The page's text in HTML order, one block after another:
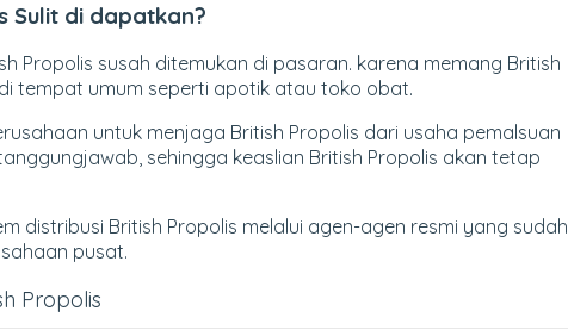
Sulit di dapatkan?
Propolis susah ditemukan di pasaran. karena memang British
tempat umum seperti apotik atau toko obat.
untuk menjaga British Propolis dari usaha pemalsuan
sehingga keaslian British Propolis akan tetap
distribusi British Propolis melalui agen-agen resmi yang sudah
pusat.
Propolis